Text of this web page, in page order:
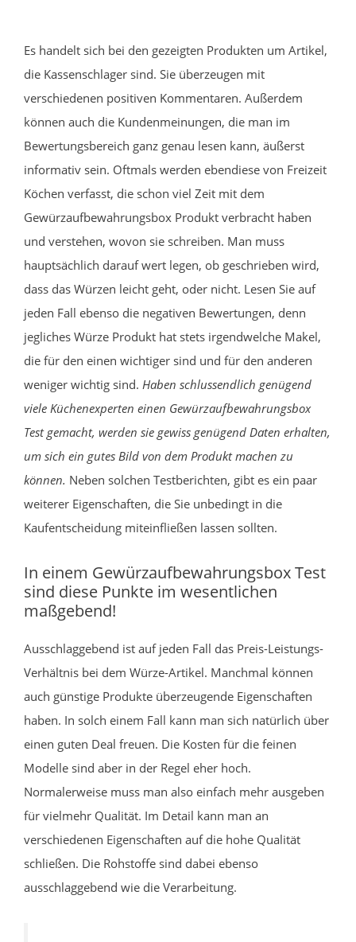
Es handelt sich bei den gezeigten Produkten um Artikel,
die Kassenschlager sind. Sie überzeugen mit
verschiedenen positiven Kommentaren. Außerdem
können auch die Kundenmeinungen, die man im
Bewertungsbereich ganz genau lesen kann, äußerst
informativ sein. Oftmals werden ebendiese von Freizeit
Köchen verfasst, die schon viel Zeit mit dem
Gewürzaufbewahrungsbox Produkt verbracht haben
und verstehen, wovon sie schreiben. Man muss
hauptsächlich darauf wert legen, ob geschrieben wird,
dass das Würzen leicht geht, oder nicht. Lesen Sie auf
jeden Fall ebenso die negativen Bewertungen, denn
jegliches Würze Produkt hat stets irgendwelche Makel,
die für den einen wichtiger sind und für den anderen
weniger wichtig sind. Haben schlussendlich genügend
viele Küchenexperten einen Gewürzaufbewahrungsbox
Test gemacht, werden sie gewiss genügend Daten erhalten,
um sich ein gutes Bild von dem Produkt machen zu
können. Neben solchen Testberichten, gibt es ein paar
weiterer Eigenschaften, die Sie unbedingt in die
Kaufentscheidung miteinfließen lassen sollten.
In einem Gewürzaufbewahrungsbox Test
sind diese Punkte im wesentlichen
maßgebend!
Ausschlaggebend ist auf jeden Fall das Preis-Leistungs-
Verhältnis bei dem Würze-Artikel. Manchmal können
auch günstige Produkte überzeugende Eigenschaften
haben. In solch einem Fall kann man sich natürlich über
einen guten Deal freuen. Die Kosten für die feinen
Modelle sind aber in der Regel eher hoch.
Normalerweise muss man also einfach mehr ausgeben
für vielmehr Qualität. Im Detail kann man an
verschiedenen Eigenschaften auf die hohe Qualität
schließen. Die Rohstoffe sind dabei ebenso
ausschlaggebend wie die Verarbeitung.